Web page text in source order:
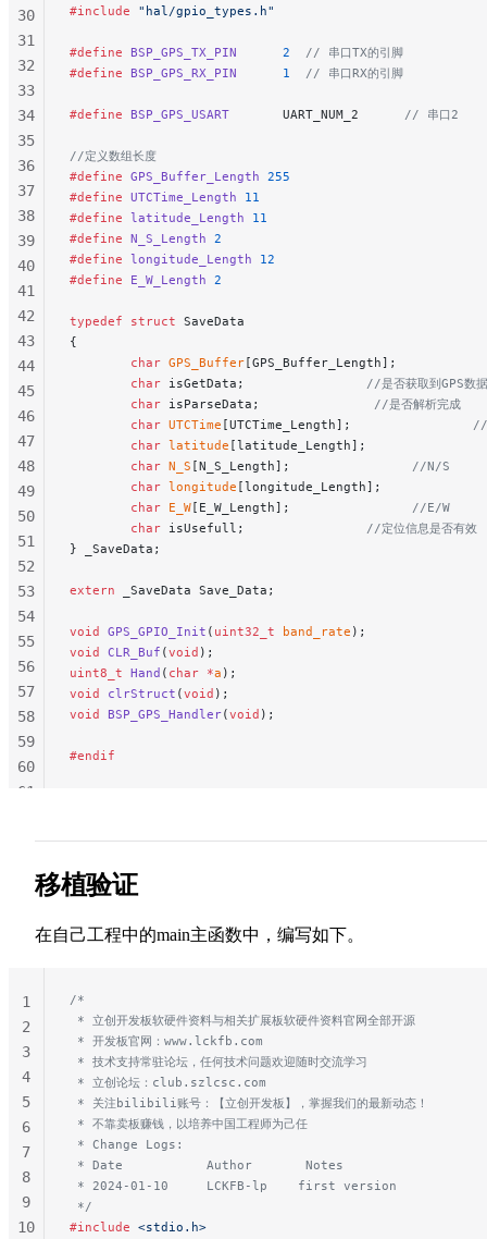
#include "hal/gpio_types.h"
#define BSP_GPS_TX_PIN
      2
  // 串口TX的引脚
#define BSP_GPS_RX_PIN
      1
  // 串口RX的引脚
#define BSP_GPS_USART
       UART_NUM_2
      // 串口2
//定义数组长度
#define GPS_Buffer_Length 255
#define UTCTime_Length 11
#define latitude_Length 11
#define N_S_Length 2
#define longitude_Length 12
#define E_W_Length 2
typedef struct SaveData
{
        char
GPS_Buffer[GPS_Buffer_Length];
        char
isGetData;
                //是否获取到GPS数据
        char
isParseData;
               //是否解析完成
        char
UTCTime [UTCTime_Length];
//
        char
latitude [latitude_Length];
        char
N_S [N_S_Length];
                //N/S
        char
longitude [longitude_Length];
        char
E_W[E_W_Length];
                //E/W
        char
isUsefull;
                //定位信息是否有效
} _SaveData;
extern _SaveData Save_Data;
void GPS_GPIO_Init ( uint32_t band_rate );
void CLR_Buf (void );
uint8_t Hand ( char *a );
void clrStruct (void );
void BSP_GPS_Handler(void );
#endif
30
31
32
33
34
35
36
37
38
39
40
41
42
43
44
45
46
47
48
49
50
51
52
53
54
55
56
57
58
59
60
61
移植验证
在自己工程中的main主函数中，编写如下。
/*
* 立创开发板软硬件资料与相关扩展板软硬件资料官网全部开源
* 开发板官网：www.lckfb.com
* 技术支持常驻论坛，任何技术问题欢迎随时交流学习
* 立创论坛：club.szlcsc.com
* 关注bilibili账号：【立创开发板】，掌握我们的最新动态！
* 不靠卖板赚钱，以培养中国工程师为己任
* Change Logs:
* Date           Author       Notes
* 2024-01-10     LCKFB-lp    first version
*/
#include <stdio.h>
1
2
3
4
5
6
7
8
9
10